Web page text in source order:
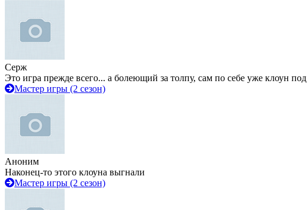
Серж
Это игра прежде всего... а болеющий за толпу, сам по себе уже клоун под
Мастер игры (2 сезон)
Аноним
Наконец-то этого клоуна выгнали
Мастер игры (2 сезон)